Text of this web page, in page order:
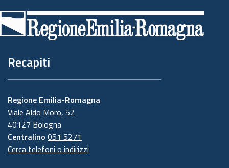
di
pagina
Recapiti
Regione Emilia-Romagna
Viale Aldo Moro, 52
40127 Bologna
Centralino 051 5271
Cerca telefoni o indirizzi